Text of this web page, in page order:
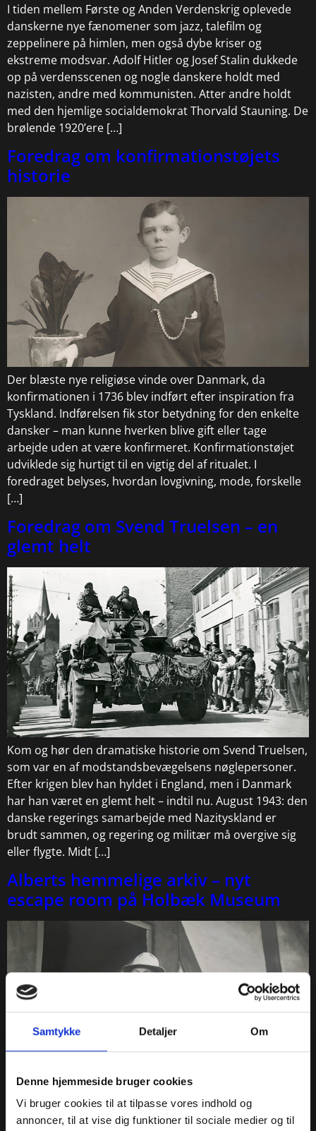
Samtykke Detaljer Om
Denne hjemmeside bruger cookies
Vi bruger cookies til at tilpasse vores indhold og
annoncer, til at vise dig funktioner til sociale medier og til
I tiden mellem Første og Anden Verdenskrig oplevede
danskerne nye fænomener som jazz, talefilm og
zeppelinere på himlen, men også dybe kriser og
ekstreme modsvar. Adolf Hitler og Josef Stalin dukkede
op på verdensscenen og nogle danskere holdt med
nazisten, andre med kommunisten. Atter andre holdt
med den hjemlige socialdemokrat Thorvald Stauning. De
brølende 1920’ere […]
Foredrag om konfirmationstøjets
historie
Der blæste nye religiøse vinde over Danmark, da
konfirmationen i 1736 blev indført efter inspiration fra
Tyskland. Indførelsen fik stor betydning for den enkelte
dansker – man kunne hverken blive gift eller tage
arbejde uden at være konfirmeret. Konfirmationstøjet
udviklede sig hurtigt til en vigtig del af ritualet. I
foredraget belyses, hvordan lovgivning, mode, forskelle
[…]
Foredrag om Svend Truelsen – en
glemt helt
Kom og hør den dramatiske historie om Svend Truelsen,
som var en af modstandsbevægelsens nøglepersoner.
Efter krigen blev han hyldet i England, men i Danmark
har han været en glemt helt – indtil nu. August 1943: den
danske regerings samarbejde med Nazityskland er
brudt sammen, og regering og militær må overgive sig
eller flygte. Midt […]
Alberts hemmelige arkiv – nyt
escape room på Holbæk Museum
Tag familien med og prøv vores nye escape room
’Alberts hemmelige arkiv’ på Holbæk Museum. Mysterier